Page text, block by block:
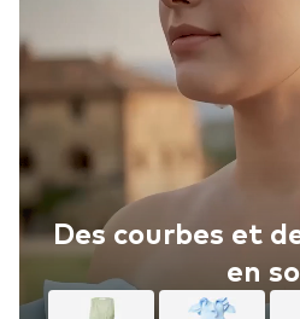
Des courbes et
en